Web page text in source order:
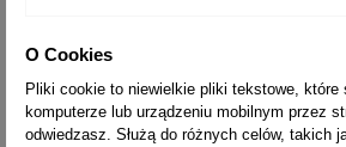
Magazyn:
ul. Mikołowska 31, 41-400 Mysłowice
O Cookies
Pliki cookie to niewielkie pliki tekstowe, które
komputerze lub urządzeniu mobilnym przez
odwiedzasz. Służą do różnych celów, takich